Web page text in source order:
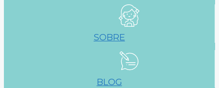
SOBRE
BLOG